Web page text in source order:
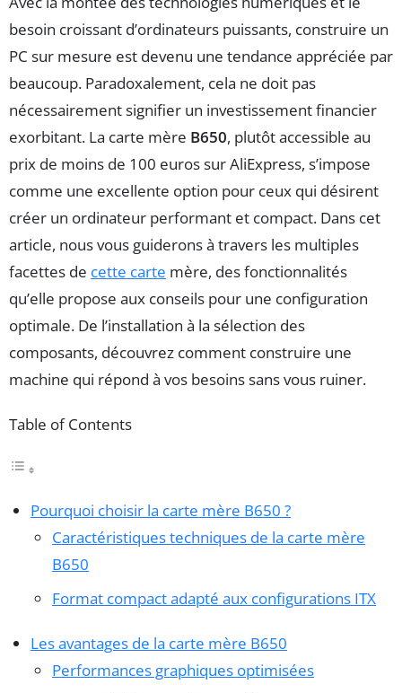
besoin croissant d’ordinateurs puissants, construire un
PC sur mesure est devenu une tendance appréciée par
beaucoup. Paradoxalement, cela ne doit pas
nécessairement signifier un investissement financier
exorbitant. La carte mère B650, plutôt accessible au
prix de moins de 100 euros sur AliExpress, s’impose
comme une excellente option pour ceux qui désirent
créer un ordinateur performant et compact. Dans cet
article, nous vous guiderons à travers les multiples
facettes de cette carte mère, des fonctionnalités
qu’elle propose aux conseils pour une configuration
optimale. De l’installation à la sélection des
composants, découvrez comment construire une
machine qui répond à vos besoins sans vous ruiner.
Table of Contents
Pourquoi choisir la carte mère B650 ?
Caractéristiques techniques de la carte mère
B650
Format compact adapté aux configurations ITX
Les avantages de la carte mère B650
Performances graphiques optimisées